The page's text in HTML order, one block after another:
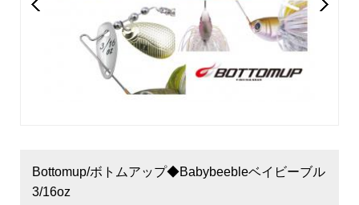
Bottomup/ボトムアップ◆Babybeebleベイビーブル
3/16oz